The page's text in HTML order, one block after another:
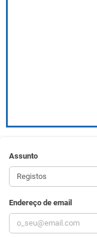
Assunto
Endereço de email